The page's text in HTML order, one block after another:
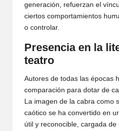
generación, refuerzan el
ciertos comportamientos
o controlar.
Presencia en la
teatro
Autores de todas las épocas
comparación para dotar de
La imagen de la cabra como
caótico se ha convertido en
útil y reconocible, cargada de